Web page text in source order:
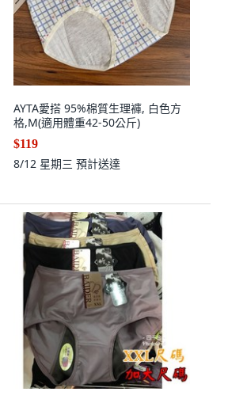
AYTA愛搭 95%棉質生理褲, 白色方
格,M(適用體重42-50公斤)
$119
8/12 星期三 預計送達